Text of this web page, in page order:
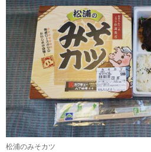
松浦のみそカツ